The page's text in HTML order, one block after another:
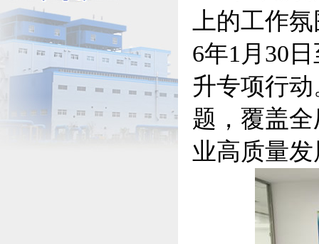
上的工作
6年1月30
升专项行
题，覆盖
业高质量